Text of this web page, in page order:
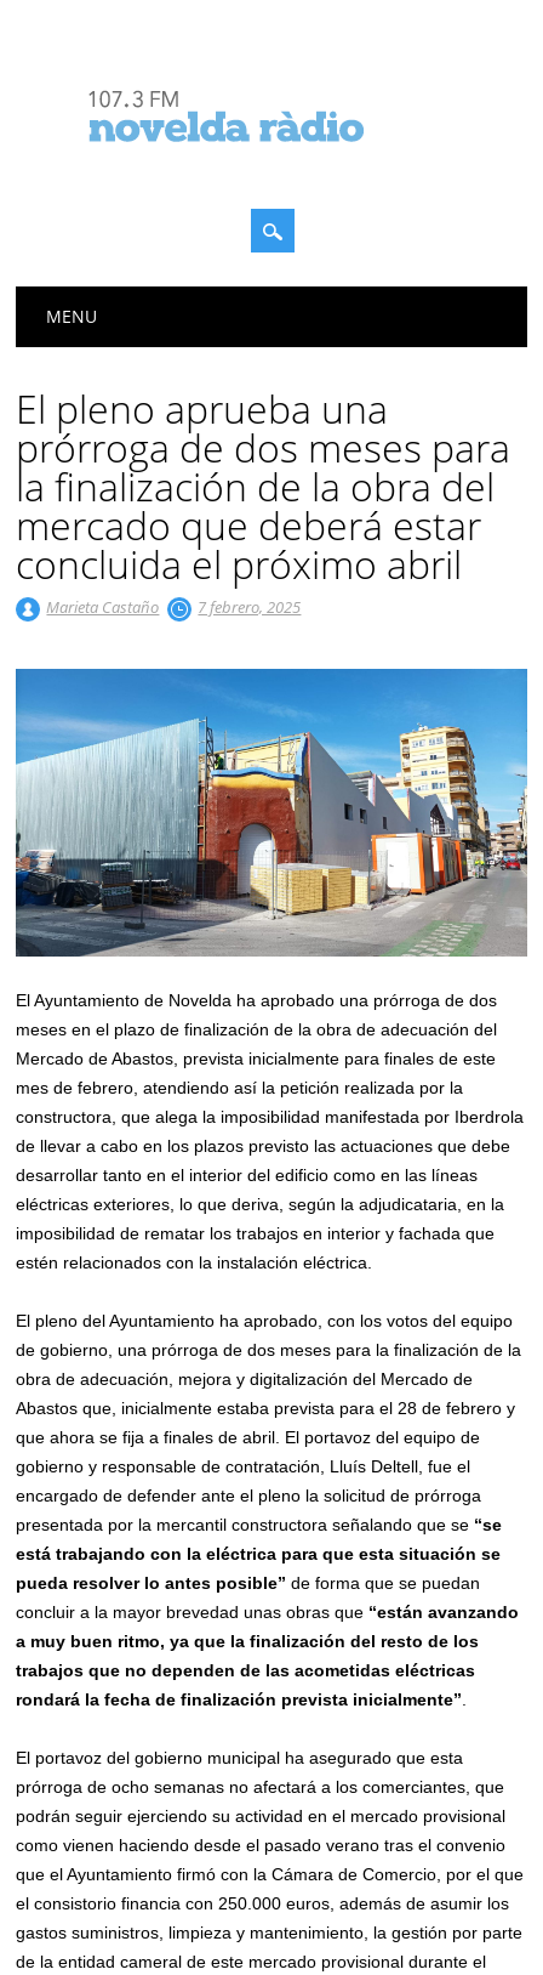
Menú principal
MENU
El pleno aprueba una
prórroga de dos meses para
la finalización de la obra del
mercado que deberá estar
concluida el próximo abril
Marieta Castaño 7 febrero, 2025
El Ayuntamiento de Novelda ha aprobado una prórroga de dos
meses en el plazo de finalización de la obra de adecuación del
Mercado de Abastos, prevista inicialmente para finales de este
mes de febrero, atendiendo así la petición realizada por la
constructora, que alega la imposibilidad manifestada por Iberdrola
de llevar a cabo en los plazos previsto las actuaciones que debe
desarrollar tanto en el interior del edificio como en las líneas
eléctricas exteriores, lo que deriva, según la adjudicataria, en la
imposibilidad de rematar los trabajos en interior y fachada que
estén relacionados con la instalación eléctrica.
El pleno del Ayuntamiento ha aprobado, con los votos del equipo
de gobierno, una prórroga de dos meses para la finalización de la
obra de adecuación, mejora y digitalización del Mercado de
Abastos que, inicialmente estaba prevista para el 28 de febrero y
que ahora se fija a finales de abril. El portavoz del equipo de
gobierno y responsable de contratación, Lluís Deltell, fue el
encargado de defender ante el pleno la solicitud de prórroga
presentada por la mercantil constructora señalando que se “se
está trabajando con la eléctrica para que esta situación se
pueda resolver lo antes posible” de forma que se puedan
concluir a la mayor brevedad unas obras que “están avanzando
a muy buen ritmo, ya que la finalización del resto de los
trabajos que no dependen de las acometidas eléctricas
rondará la fecha de finalización prevista inicialmente”
El portavoz del gobierno municipal ha asegurado que esta
prórroga de ocho semanas no afectará a los comerciantes, que
podrán seguir ejerciendo su actividad en el mercado provisional
como vienen haciendo desde el pasado verano tras el convenio
que el Ayuntamiento firmó con la Cámara de Comercio, por el que
el consistorio financia con 250.000 euros, además de asumir los
gastos suministros, limpieza y mantenimiento, la gestión por parte
de la entidad cameral de este mercado provisional durante el